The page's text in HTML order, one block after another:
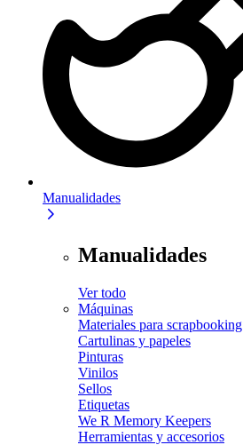
Manualidades
Manualidades
Ver todo
Máquinas
Materiales para scrapbooking
Cartulinas y papeles
Pinturas
Vinilos
Sellos
Etiquetas
We R Memory Keepers
Herramientas y accesorios